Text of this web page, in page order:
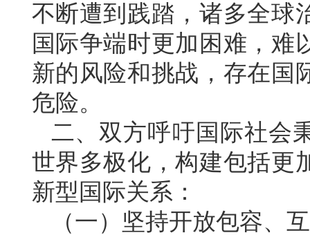
不断遭到践踏，诸多全球
国际争端时更加困难，难
新的风险和挑战，存在国
危险。
二、双方呼吁国际社会
世界多极化，构建包括更
新型国际关系：
（一）坚持开放包容、